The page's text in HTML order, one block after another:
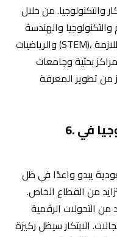
والتكنولوجيا. من خلال
والهندسة
والرياضيات (STEM)، يمكن تجهيز الجيل القادم بالمهارات اللازمة
بحثية وجامعات
من تطوير المعرفة
6. مستقبل الابتكار والتكنولوجيا في
يبدو واعدًا في ظل
من القطاع الخاص.
التحولات الرقمية
الابتكار سيظل ركيزة